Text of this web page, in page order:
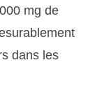
mg de
dans les